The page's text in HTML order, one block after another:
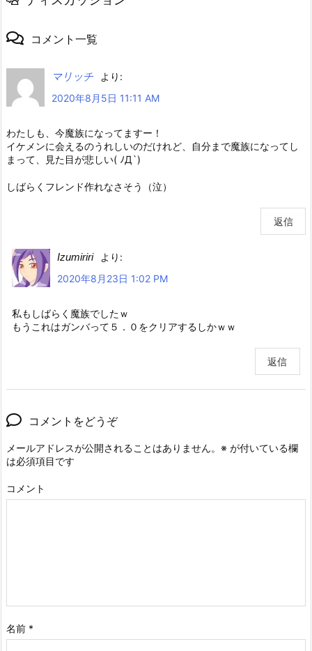
コメント一覧
マリッチ
より:
2020年8月5日 11:11 AM
わたしも、今魔族になってますー！
イケメンに会えるのうれしいのだけれど、自分まで魔族になってし
まって、見た目が悲しい( ﾉД`)
しばらくフレンド作れなさそう（泣）
返信
Izumiriri
より:
2020年8月23日 1:02 PM
私もしばらく魔族でしたｗ
もうこれはガンバって５．０をクリアするしかｗｗ
返信
コメントをどうぞ
メールアドレスが公開されることはありません。 ※ が付いている欄
は必須項目です
コメント
名前 *